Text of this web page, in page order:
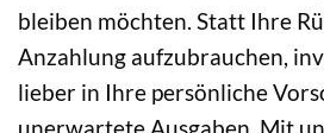
bleiben möchten. Statt Ihre
Anzahlung aufzubrauchen,
lieber in Ihre persönliche
unerwartete Ausgaben. Mit